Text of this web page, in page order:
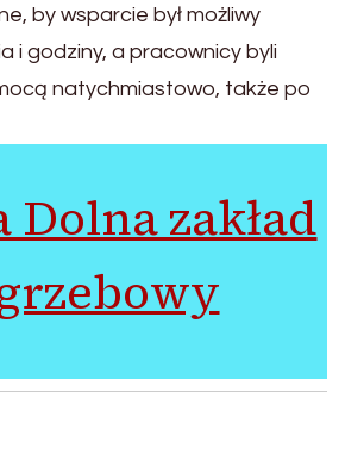
by wsparcie był możliwy
i godziny, a pracownicy byli
natychmiastowo, także po
Dolna zakład